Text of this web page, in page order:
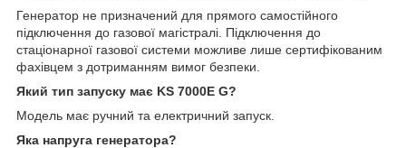
Генератор не призначений для прямого самостійного
підключення до газової магістралі. Підключення до
стаціонарної газової системи можливе лише сертифікованим
фахівцем з дотриманням вимог безпеки.
Який тип запуску має KS 7000E G?
Модель має ручний та електричний запуск.
Яка напруга генератора?